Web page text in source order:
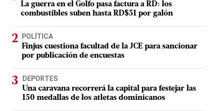
La guerra en el Golfo pasa factura a RD: los
combustibles suben hasta RD$51 por galón
POLÍTICA
Finjus cuestiona facultad de la JCE para sancionar
por publicación de encuestas
DEPORTES
Una caravana recorrerá la capital para festejar las
150 medallas de los atletas dominicanos